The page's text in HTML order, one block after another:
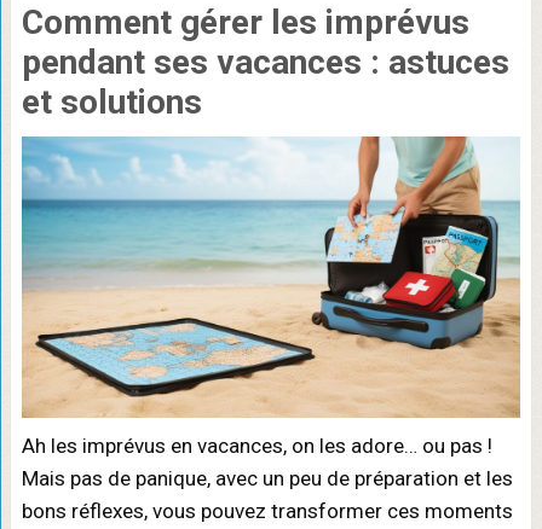
Comment gérer les imprévus
pendant ses vacances : astuces
et solutions
Ah les imprévus en vacances, on les adore… ou pas !
Mais pas de panique, avec un peu de préparation et les
bons réflexes, vous pouvez transformer ces moments